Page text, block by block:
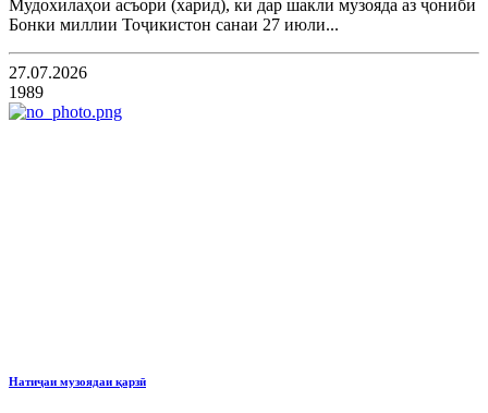
Мудохилаҳои асъорӣ (харид), ки дар шакли музояда аз ҷониби
Бонки миллии Тоҷикистон санаи 27 июли...
27.07.2026
1989
Натиҷаи музоядаи қарзӣ